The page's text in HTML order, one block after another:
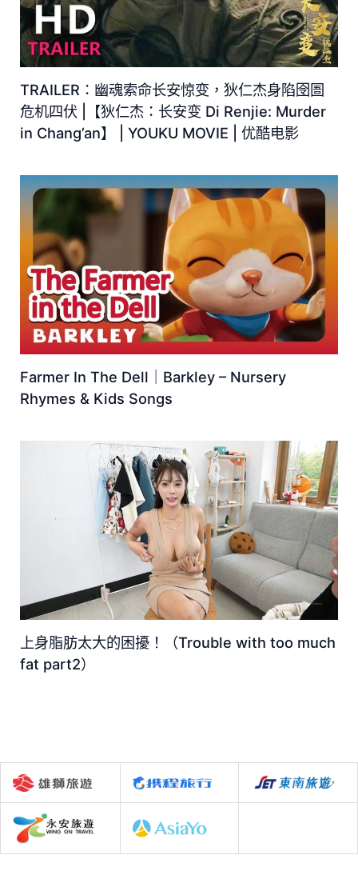
TRAILER：幽魂索命长安惊变，狄仁杰身陷囹圄
危机四伏 |【狄仁杰：长安变 Di Renjie: Murder
in Chang’an】 | YOUKU MOVIE | 优酷电影
Farmer In The Dell｜Barkley – Nursery
Rhymes & Kids Songs
上身脂肪太大的困擾！（Trouble with too much
fat part2）